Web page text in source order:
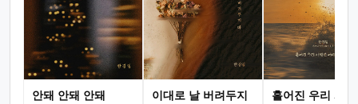
안돼 안돼 안돼
이대로 날 버려두지
흩어진 우리 사